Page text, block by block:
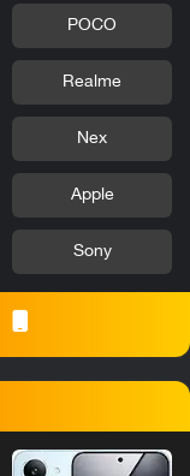
POCO
Realme
Nex
Apple
Sony